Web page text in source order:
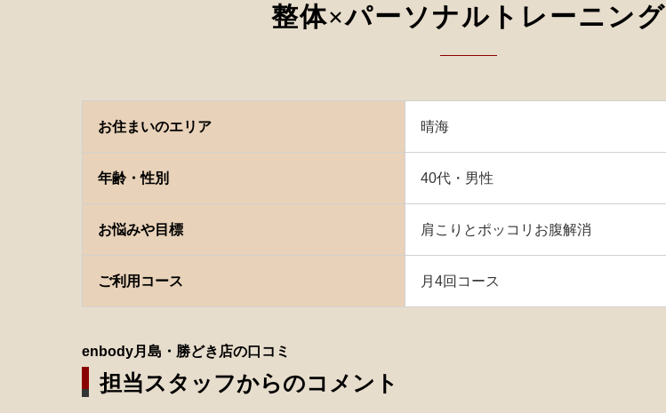
整体×パーソナルトレーニング
お住まいのエリア 晴海
年齢・性別 40代・男性
お悩みや目標 肩こりとポッコリお腹解消
ご利用コース 月4回コース
enbody月島・勝どき店の口コミ
担当スタッフからのコメント